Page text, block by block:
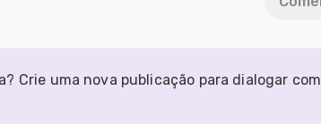
Crie uma nova publicação para dialogar com